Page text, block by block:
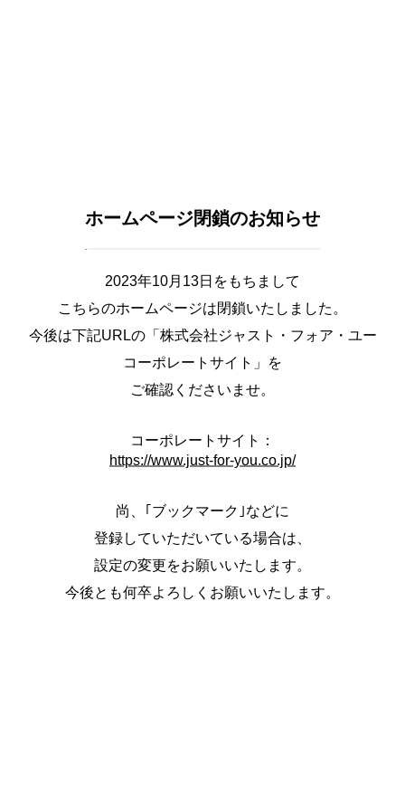
ホームページ閉鎖のお知らせ
2023年10月13日をもちまして
こちらのホームページは閉鎖いたしました。
今後は下記URLの「株式会社ジャスト・フォア・ユー
コーポレートサイト」を
ご確認くださいませ。
コーポレートサイト：
https://www.just-for-you.co.jp/
尚、｢ブックマーク｣などに
登録していただいている場合は、
設定の変更をお願いいたします。
今後とも何卒よろしくお願いいたします。